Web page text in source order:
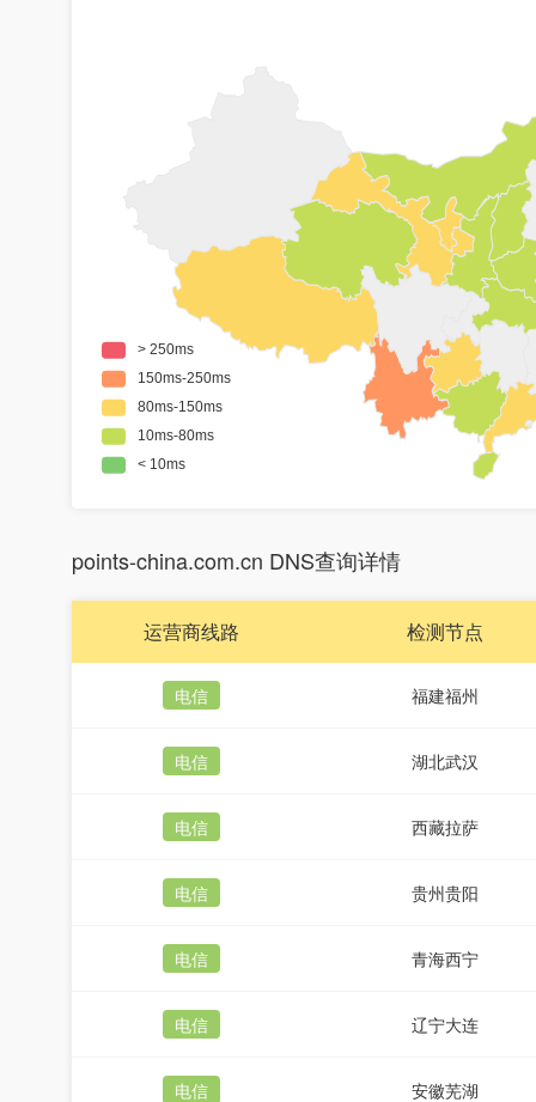
points-china.com.cn DNS查询详情
运营商线路 检测节点
电信 福建福州
电信 湖北武汉
电信 西藏拉萨
电信 贵州贵阳
电信 青海西宁
电信 辽宁大连
电信 安徽芜湖